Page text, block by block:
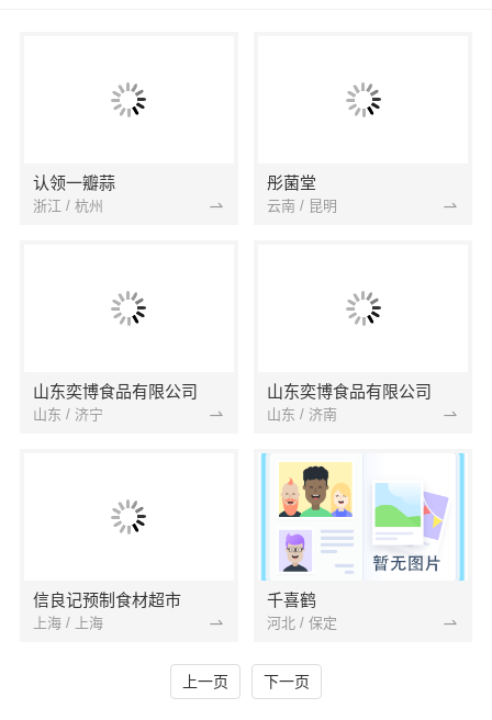
认领一瓣蒜
浙江 / 杭州
彤菌堂
云南 / 昆明
山东奕博食品有限公司
山东 / 济宁
山东奕博食品有限公司
山东 / 济南
信良记预制食材超市
上海 / 上海
千喜鹤
河北 / 保定
上一页 下一页